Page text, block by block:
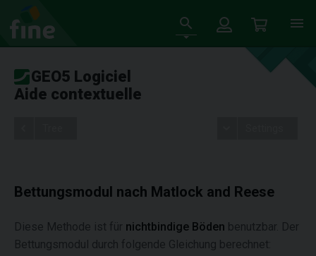
GEO5 Logiciel
Aide contextuelle
Bettungsmodul nach Matlock and Reese
Diese Methode ist für nichtbindige Böden benutzbar. Der
Bettungsmodul durch folgende Gleichung berechnet: